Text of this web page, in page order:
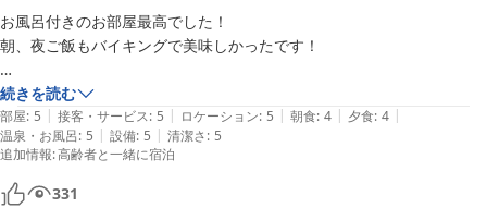
お風呂付きのお部屋最高でした！
朝、夜ご飯もバイキングで美味しかったです！
また、来ます！
続きを読む
部屋: 5 | 接客・サービス: 5 | ロケーション: 5 | 朝食: 4 | 夕食: 4 |
温泉・お風呂: 5 | 設備: 5 | 清潔さ: 5
追加情報:高齢者と一緒に宿泊
331